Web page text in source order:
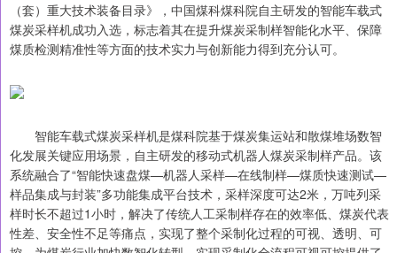
（套）重大技术装备目录》，中国煤科煤科院自主研发的智能车载式
煤炭采样机成功入选，标志着其在提升煤炭采制样智能化水平、保障
煤质检测精准性等方面的技术实力与创新能力得到充分认可。
智能车载式煤炭采样机是煤科院基于煤炭集运站和散煤堆场数智
化发展关键应用场景，自主研发的移动式机器人煤炭采制样产品。该
系统融合了“智能快速盘煤—机器人采样—在线制样—煤质快速测试—
样品集成与封装”多功能集成平台技术，采样深度可达2米，万吨列采
样时长不超过1小时，解决了传统人工采制样存在的效率低、煤炭代表
性差、安全性不足等痛点，实现了整个采制化过程的可视、透明、可